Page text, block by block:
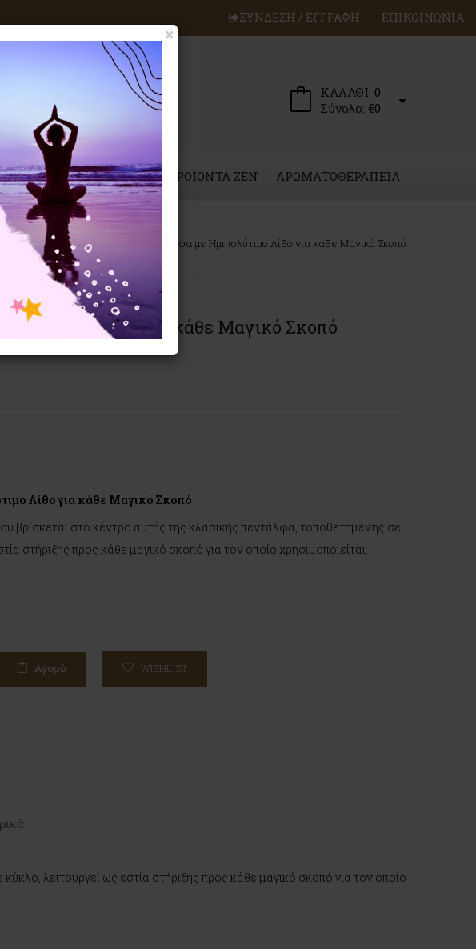
ΣΥΝΔΕΣΗ / ΕΓΓΡΑΦΗ ΕΠΙΚΟΙΝΩΝΙΑ
ΚΑΛΑΘΙ: 0
Σύνολο: €0
ΜΑΓΙΚΑ ΣΥΝΕΡΓΑ ΠΡΟΙΟΝΤΑ ZEN ΑΡΩΜΑΤΟΘΕΡΑΠΕΙΑ
Μαγικές Πεντάλφες Πεντάλφα με Ημιπολύτιμο Λίθο για κάθε Μαγικό Σκοπό
Λίθο για κάθε Μαγικό Σκοπό
Λίθο για κάθε Μαγικό Σκοπό
βρίσκεται στο κέντρο αυτής της κλασικής πεντάλφα, τοποθετημένης σε
στήριξης προς κάθε μαγικό σκοπό για τον οποίο χρησιμοποιείται.
Αγορά WISHLIST
λειτουργεί ως εστία στήριξης προς κάθε μαγικό σκοπό για τον οποίο
×